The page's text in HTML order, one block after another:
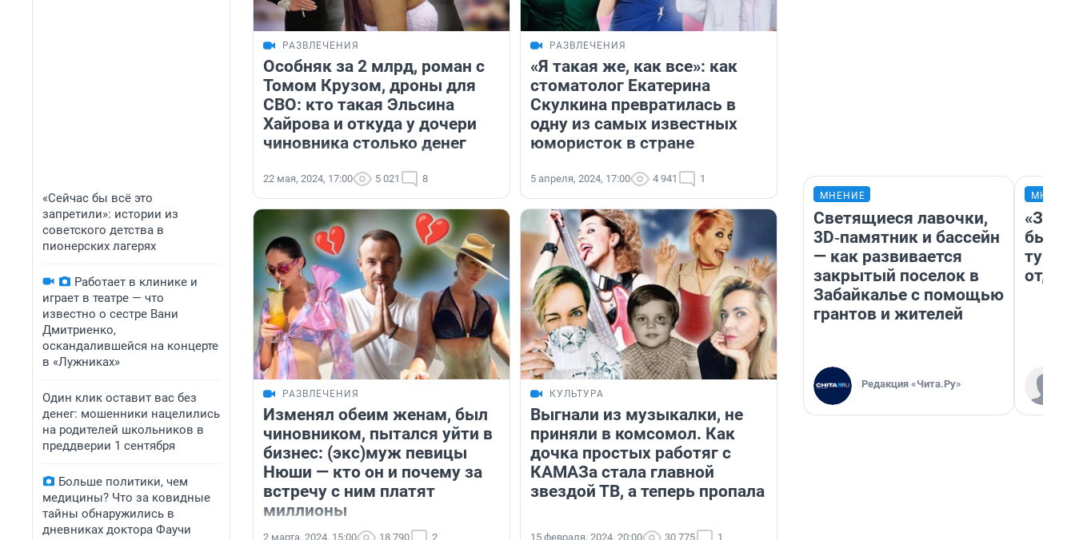
«Сейчас бы всё это
запретили»: истории из
советского детства в
пионерских лагерях
Работает в клинике и
играет в театре — что
известно о сестре Вани
Дмитриенко,
оскандалившейся на концерте
в «Лужниках»
Один клик оставит вас без
денег: мошенники нацелились
на родителей школьников в
преддверии 1 сентября
Больше политики, чем
медицины? Что за ковидные
тайны обнаружились в
дневниках доктора Фаучи
РАЗВЛЕЧЕНИЯ
Особняк за 2 млрд, роман с
Томом Крузом, дроны для
СВО: кто такая Эльсина
Хайрова и откуда у дочери
чиновника столько денег
22 мая, 2024, 17:00 5 021 8
РАЗВЛЕЧЕНИЯ
«Я такая же, как все»: как
стоматолог Екатерина
Скулкина превратилась в
одну из самых известных
юмористок в стране
5 апреля, 2024, 17:00 4 941 1
РАЗВЛЕЧЕНИЯ
Изменял обеим женам, был
чиновником, пытался уйти в
бизнес: (экс)муж певицы
Нюши — кто он и почему за
встречу с ним платят
миллионы
2 марта, 2024, 15:00 18 790 2
КУЛЬТУРА
Выгнали из музыкалки, не
приняли в комсомол. Как
дочка простых работяг с
КАМАЗа стала главной
звездой ТВ, а теперь пропала
15 февраля, 2024, 20:00 30 775 1
МНЕНИЕ
Светящиеся лавочки,
3D‑памятник и бассейн
— как развивается
закрытый поселок в
Забайкалье с помощью
грантов и жителей
Редакция «Чита.Ру»
«За
были